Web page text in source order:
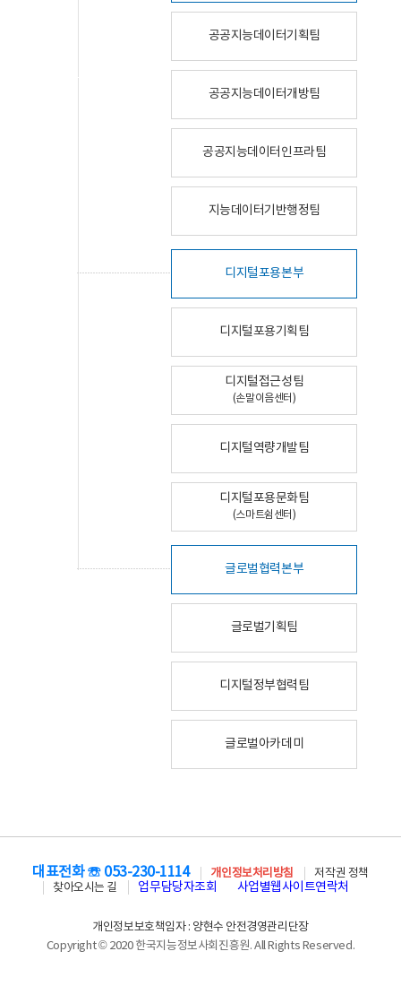
공공지능데이터기획팀
공공지능데이터개방팀
공공지능데이터인프라팀
지능데이터기반행정팀
디지털포용본부
디지털포용기획팀
디지털접근성팀
(손말이음센터)
디지털역량개발팀
디지털포용문화팀
(스마트쉼센터)
글로벌협력본부
글로벌기획팀
디지털정부협력팀
글로벌아카데미
대표전화 ☏ 053-230-1114 개인정보처리방침
저작권 정책
찾아오시는 길
업무담당자조회 사업별웹사이트연락처
개인정보보호책임자 : 양현수 안전경영관리단장
Copyright © 2020 한국지능정보사회진흥원. All Rights Reserved.